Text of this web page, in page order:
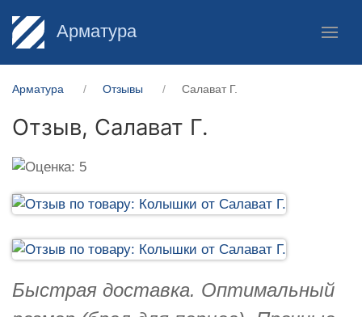
Арматура
Арматура Отзывы Салават Г.
Отзыв, Салават Г.
Быстрая доставка. Оптимальный